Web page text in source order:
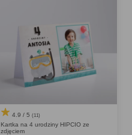
4.9 / 5 (11)
Kartka na 4 urodziny HIPCIO ze
zdjęciem